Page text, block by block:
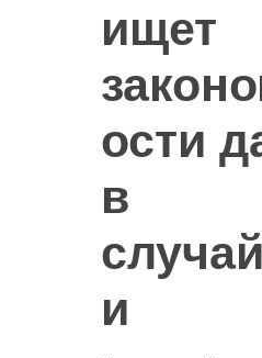
ищет
ости
в
и